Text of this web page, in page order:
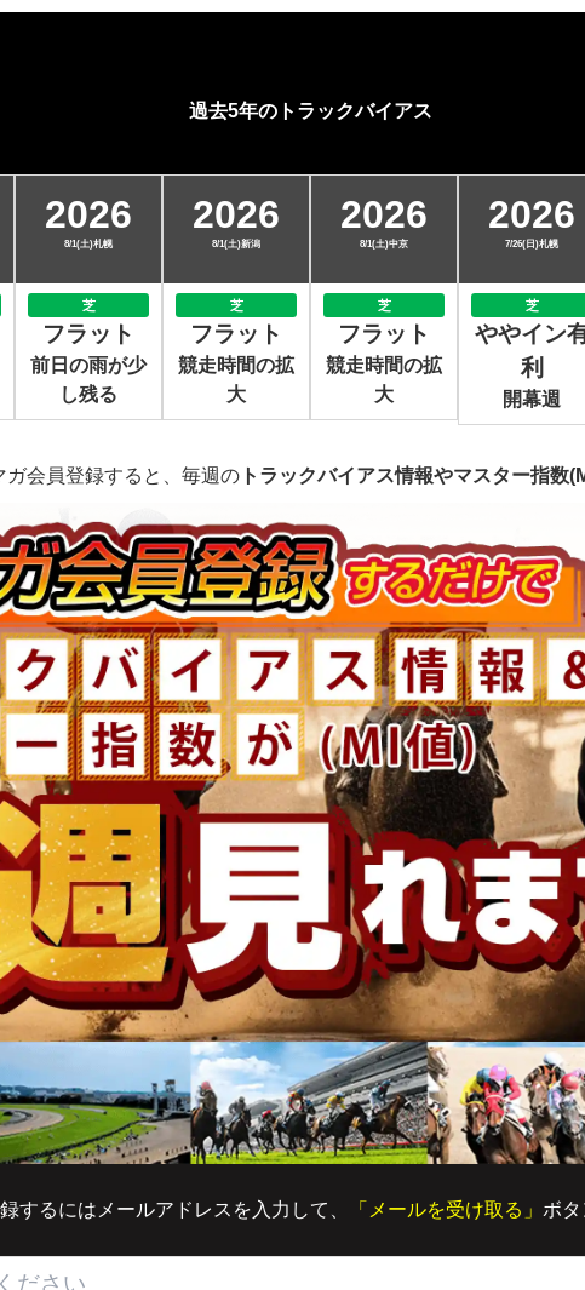
過去5年のトラックバイアス
2026
8/1(土)札幌
芝
フラット
前日の雨が少
し残る
2026
8/1(土)新潟
芝
フラット
競走時間の拡
大
2026
8/1(土)中京
芝
フラット
競走時間の拡
大
2026
7/26(日)札幌
芝
ややイン
利
開幕週
ガ会員登録すると、毎週の トラックバイアス情報やマスター指数
するにはメールアドレスを入力して、 「メールを受け取る」 ボ